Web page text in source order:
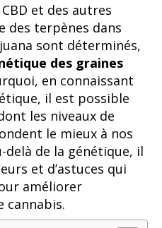
et des autres
des terpènes dans
sont déterminés,
des graines
en connaissant
il est possible
les niveaux de
le mieux à nos
delà de la génétique, il
et d’astuces qui
améliorer
cannabis.